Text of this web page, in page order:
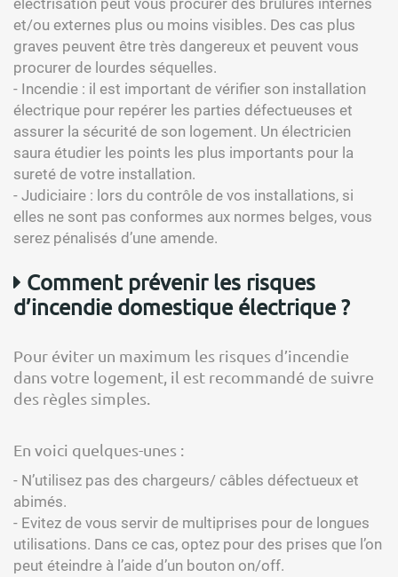
électrisation peut vous procurer des brulures internes
et/ou externes plus ou moins visibles. Des cas plus
graves peuvent être très dangereux et peuvent vous
procurer de lourdes séquelles.
- Incendie : il est important de vérifier son installation
électrique pour repérer les parties défectueuses et
assurer la sécurité de son logement. Un électricien
saura étudier les points les plus importants pour la
sureté de votre installation.
- Judiciaire : lors du contrôle de vos installations, si
elles ne sont pas conformes aux normes belges, vous
serez pénalisés d’une amende.
Comment prévenir les risques
d’incendie domestique électrique ?
Pour éviter un maximum les risques d’incendie
dans votre logement, il est recommandé de suivre
des règles simples.
En voici quelques-unes :
- N’utilisez pas des chargeurs/ câbles défectueux et
abimés.
- Evitez de vous servir de multiprises pour de longues
utilisations. Dans ce cas, optez pour des prises que l’on
peut éteindre à l’aide d’un bouton on/off.